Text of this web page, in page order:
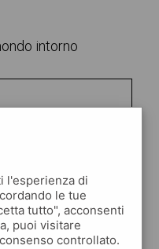
intorno
l'esperienza di
le tue
tutto", acconsenti
puoi visitare
controllato.